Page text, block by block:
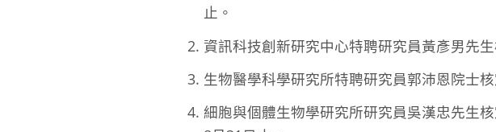
止。
資訊科技創新研究中心特聘研究員黃彥男先
生物醫學科學研究所特聘研究員郭沛恩院士
細胞與個體生物學研究所研究員吳漢忠先生